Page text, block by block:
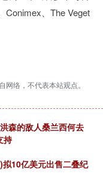
Conimex、The Veget
网络，不代表本站观点。
森的敌人桑兰西何去
持
10亿美元出售二叠纪